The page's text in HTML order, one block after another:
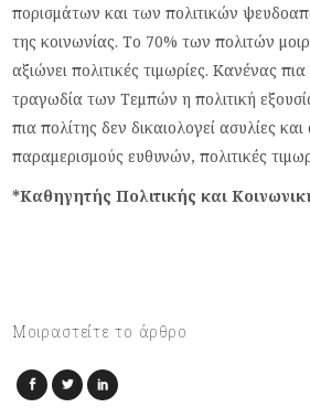
πορισμάτων και των πολιτικών
της κοινωνίας. Το 70% των πολιτών
αξιώνει πολιτικές τιμωρίες. Κανένας
τραγωδία των Τεμπών η πολιτική
πια πολίτης δεν δικαιολογεί ασυλίες και
παραμερισμούς ευθυνών, πολιτικές
*Καθηγητής Πολιτικής και
Μοιραστείτε το άρθρο